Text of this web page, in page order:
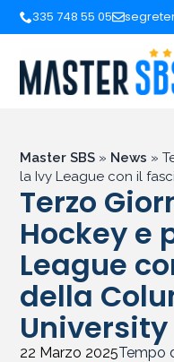
335 748 55 05
Master SBS » News »
la Ivy League con il
Terzo
Hockey e
League
della
University
22 Marzo 2025Tempo